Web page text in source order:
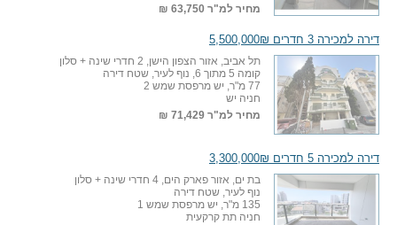
מחיר למ"ר 63,750 ₪
דירה למכירה 3 חדרים 5,500,000₪
תל אביב, אזור הצפון הישן, 2 חדרי שינה + סלון
קומה 5 מתוך 6, נוף לעיר, שטח דירה
77 מ"ר, יש מרפסת שמש 2
חניה יש
מחיר למ"ר 71,429 ₪
דירה למכירה 5 חדרים 3,300,000₪
בת ים, אזור פארק הים, 4 חדרי שינה + סלון
נוף לעיר, שטח דירה
135 מ"ר, יש מרפסת שמש 1
חניה תת קרקעית